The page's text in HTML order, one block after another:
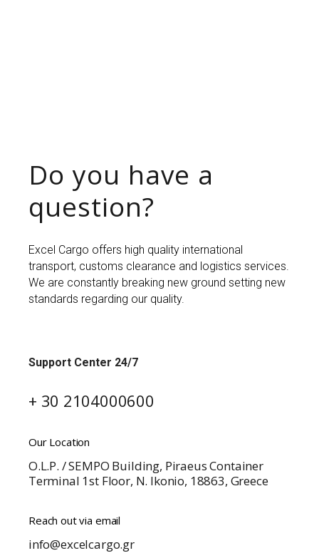
Do you have a
question?
Excel Cargo offers high quality international
transport, customs clearance and logistics services.
We are constantly breaking new ground setting new
standards regarding our quality.
Support Center 24/7
+ 30 2104000600
Our Location
O.L.P. / SEMPO Building, Piraeus Container
Terminal 1st Floor, N. Ikonio, 18863, Greece
Reach out via email
info@excelcargo.gr